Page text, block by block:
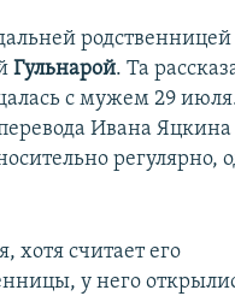
Гульнарой. Та
с мужем 29
Ивана Яцкина
регулярно,
хотя считает его
у него